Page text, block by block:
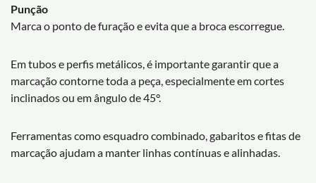
Punção
Marca o ponto de furação e evita que a broca escorregue.
Em tubos e perfis metálicos, é importante garantir que a
marcação contorne toda a peça, especialmente em cortes
inclinados ou em ângulo de 45°.
Ferramentas como esquadro combinado, gabaritos e fitas de
marcação ajudam a manter linhas contínuas e alinhadas.